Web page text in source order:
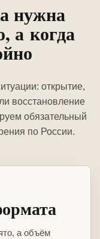
нужна
а когда
открытие,
восстановление
обязательный
по России.
а объём